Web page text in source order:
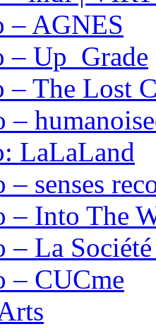
– AGNES
– Up_Grade
– The Lost
–
LaLaLand
– senses
– Into The
– La
– CUCme